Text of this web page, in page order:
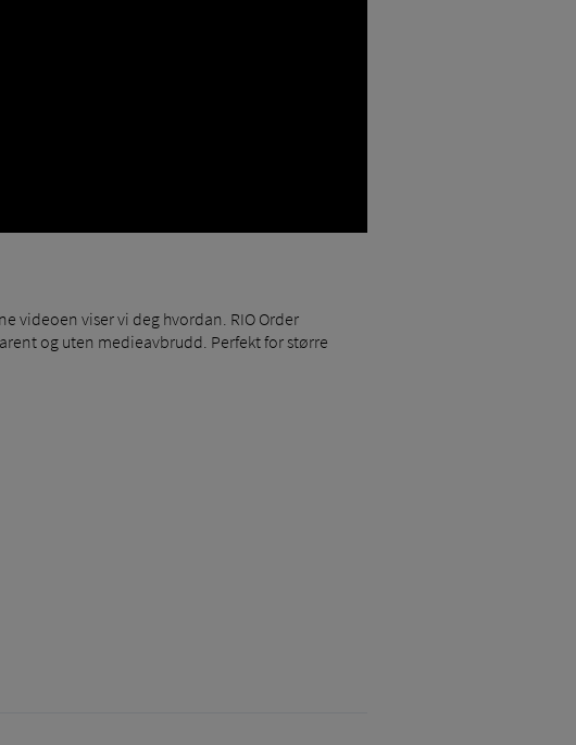
videoen viser vi deg hvordan. RIO Order
og uten medieavbrudd. Perfekt for større